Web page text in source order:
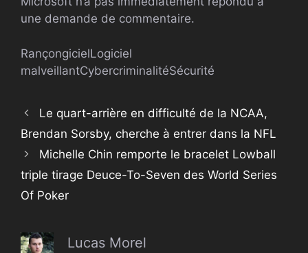
une demande de commentaire.
RançongicielLogiciel
malveillantCybercriminalitéSécurité
Le quart-arrière en difficulté de la NCAA,
Brendan Sorsby, cherche à entrer dans la NFL
Michelle Chin remporte le bracelet Lowball
triple tirage Deuce-To-Seven des World Series
Of Poker
Lucas Morel